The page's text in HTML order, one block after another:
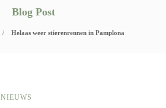
Blog Post
Helaas weer stierenrennen in Pamplona
NIEUWS